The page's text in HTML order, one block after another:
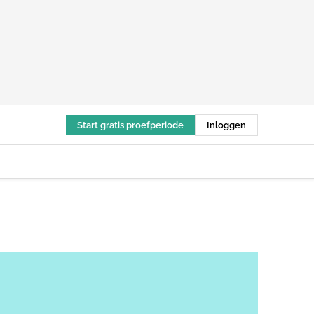
Start gratis proefperiode Inloggen